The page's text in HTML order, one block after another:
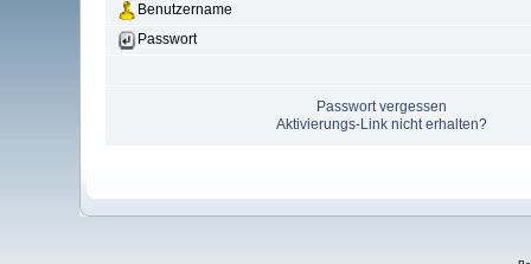
Benutzername
Passwort
Passwort vergessen
Aktivierungs-Link nicht erhalten?